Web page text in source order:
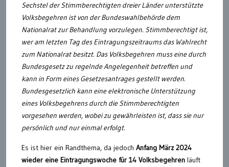
Sechstel der Stimmberechtigten dreier Länder unterstützte
Volksbegehren ist von der Bundeswahlbehörde dem
Nationalrat zur Behandlung vorzulegen. Stimmberechtigt ist,
wer am letzten Tag des Eintragungszeitraums das Wahlrecht
zum Nationalrat besitzt. Das Volksbegehren muss eine durch
Bundesgesetz zu regelnde Angelegenheit betreffen und
kann in Form eines Gesetzesantrages gestellt werden.
Bundesgesetzlich kann eine elektronische Unterstützung
eines Volksbegehrens durch die Stimmberechtigten
vorgesehen werden, wobei zu gewährleisten ist, dass sie nur
persönlich und nur einmal erfolgt.
Es ist hier ein Randthema, da jedoch Anfang März 2024
wieder eine Eintragungswoche für 14 Volksbegehren läuft